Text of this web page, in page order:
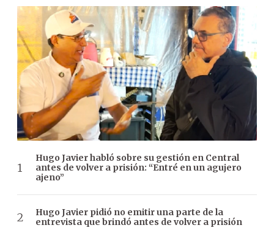
Hugo Javier habló sobre su gestión en Central
antes de volver a prisión: “Entré en un agujero
ajeno”
Hugo Javier pidió no emitir una parte de la
entrevista que brindó antes de volver a prisión